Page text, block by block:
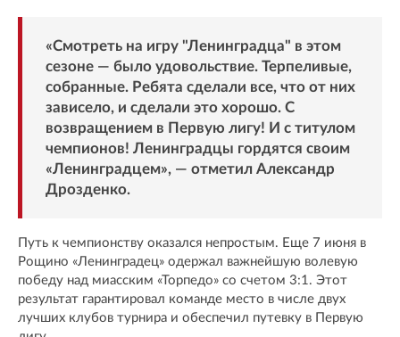
«Смотреть на игру "Ленинградца" в этом
сезоне — было удовольствие. Терпеливые,
собранные. Ребята сделали все, что от них
зависело, и сделали это хорошо. С
возвращением в Первую лигу! И с титулом
чемпионов! Ленинградцы гордятся своим
«Ленинградцем», — отметил Александр
Дрозденко.
Путь к чемпионству оказался непростым. Еще 7 июня в
Рощино «Ленинградец» одержал важнейшую волевую
победу над миасским «Торпедо» со счетом 3:1. Этот
результат гарантировал команде место в числе двух
лучших клубов турнира и обеспечил путевку в Первую